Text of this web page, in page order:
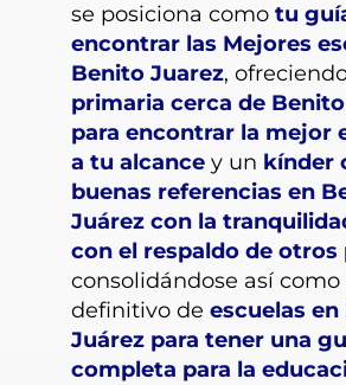
se posiciona como tu
encontrar las Mejores
Benito Juarez,
primaria cerca de
para encontrar la mejor
a tu alcancey un kínder
buenas referencias en
Juárez con la
con el respaldo de otros
consolidándose así como
definitivo de escuelas
Juárez para tener una
completa para la